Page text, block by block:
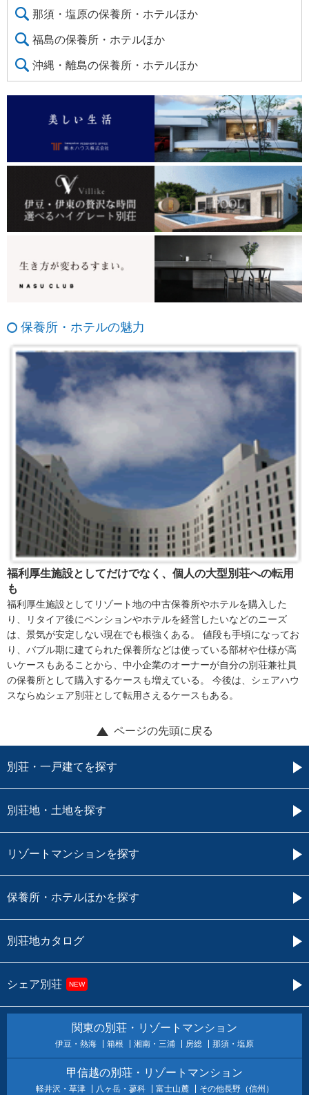
那須・塩原の保養所・ホテルほか
福島の保養所・ホテルほか
沖縄・離島の保養所・ホテルほか
保養所・ホテルの魅力
福利厚生施設としてだけでなく、個人の大型別荘への転用
も
福利厚生施設としてリゾート地の中古保養所やホテルを購入した
り、リタイア後にペンションやホテルを経営したいなどのニーズ
は、景気が安定しない現在でも根強くある。 値段も手頃になってお
り、バブル期に建てられた保養所などは使っている部材や仕様が高
いケースもあることから、中小企業のオーナーが自分の別荘兼社員
の保養所として購入するケースも増えている。 今後は、シェアハウ
スならぬシェア別荘として転用さえるケースもある。
ページの先頭に戻る
別荘・一戸建てを探す
別荘地・土地を探す
リゾートマンションを探す
保養所・ホテルほかを探す
別荘地カタログ
シェア別荘 NEW
関東の別荘・リゾートマンション
伊豆・熱海 箱根 湘南・三浦 房総 那須・塩原
甲信越の別荘・リゾートマンション
軽井沢・草津 八ヶ岳・蓼科 富士山麓 その他長野（信州）